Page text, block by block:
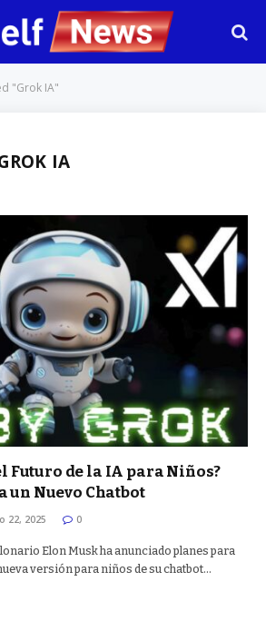
"Grok IA"
IA
el Futuro de la IA para Niños?
un Nuevo Chatbot
22, 2025 0
Elon Musk ha anunciado planes para
versión para niños de su chatbot…